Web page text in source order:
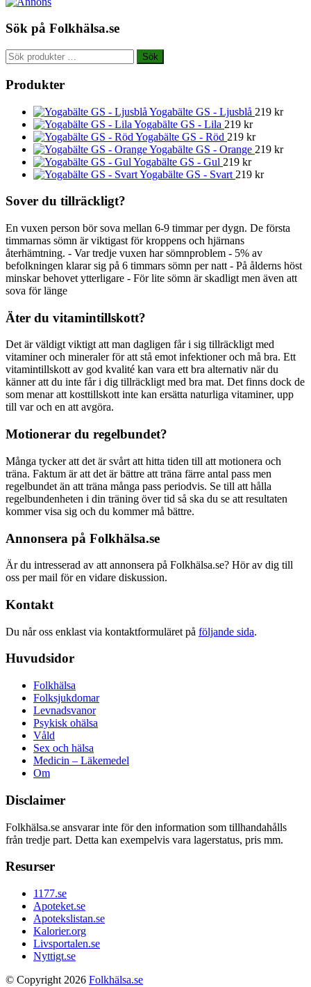
Sök på Folkhälsa.se
Sök
efter:
Sök
Produkter
Yogabälte GS - Ljusblå 219 kr
Yogabälte GS - Lila 219 kr
Yogabälte GS - Röd 219 kr
Yogabälte GS - Orange 219 kr
Yogabälte GS - Gul 219 kr
Yogabälte GS - Svart 219 kr
Sover du tillräckligt?
En vuxen person bör sova mellan 6-9 timmar per dygn. De första
timmarnas sömn är viktigast för kroppens och hjärnans
återhämtning. - Var tredje vuxen har sömnproblem - 5% av
befolkningen klarar sig på 6 timmars sömn per natt - På ålderns höst
minskar behovet ytterligare - För lite sömn är skadligt men även att
sova för länge
Äter du vitamintillskott?
Det är väldigt viktigt att man dagligen får i sig tillräckligt med
vitaminer och mineraler för att stå emot infektioner och må bra. Ett
vitamintillskott av god kvalité kan vara ett bra alternativ när du
känner att du inte får i dig tillräckligt med bra mat. Det finns dock de
som menar att kosttillskott inte kan ersätta naturliga vitaminer, upp
till var och en att avgöra.
Motionerar du regelbundet?
Många tycker att det är svårt att hitta tiden till att motionera och
träna. Faktum är att det är bättre att träna färre antal pass men
regelbundet än att träna många pass periodvis. Se till att hålla
regelbundenheten i din träning över tid så ska du se att resultaten
kommer visa sig och du kommer må bättre.
Annonsera på Folkhälsa.se
Är du intresserad av att annonsera på Folkhälsa.se? Hör av dig till
oss per mail för en vidare diskussion.
Kontakt
Du når oss enklast via kontaktformuläret på följande sida.
Huvudsidor
Folkhälsa
Folksjukdomar
Levnadsvanor
Psykisk ohälsa
Våld
Sex och hälsa
Medicin – Läkemedel
Om
Disclaimer
Folkhälsa.se ansvarar inte för den information som tillhandahålls
från tredje part. Detta kan exempelvis vara lagerstatus, pris mm.
Resurser
1177.se
Apoteket.se
Apotekslistan.se
Kalorier.org
Livsportalen.se
Nyttigt.se
© Copyright 2026 Folkhälsa.se